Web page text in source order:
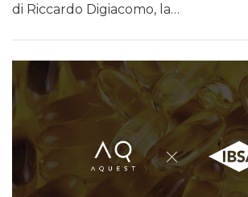
di Riccardo Digiacomo, la…